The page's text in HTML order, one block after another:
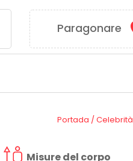
Paragonare
Portada /Celebrità
Misure del corpo